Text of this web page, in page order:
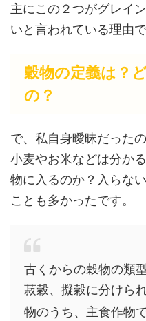
主にこの２つがグレイ
いと言われている理由で
穀物の定義は？
の？
で、私自身曖昧だった
小麦やお米などは分か
物に入るのか？入らな
ことも多かったです。
古くからの穀物の類
菽穀、擬穀に分けら
物のうち、主食作物